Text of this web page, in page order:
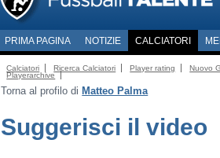
PRIMA PAGINA NOTIZIE CALCIATORI
Calciatori Ricerca Calciatori Player rating Nuovo
Playerarchive
Torna al profilo di Matteo Palma
Suggerisci il video